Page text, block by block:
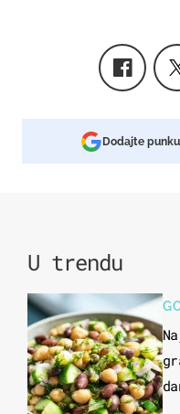
Dodajte
U trendu